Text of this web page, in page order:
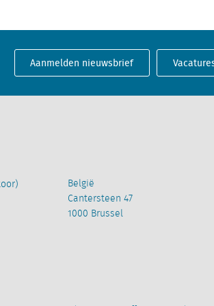
Aanmelden nieuwsbrief
België
Cantersteen 47
1000 Brussel